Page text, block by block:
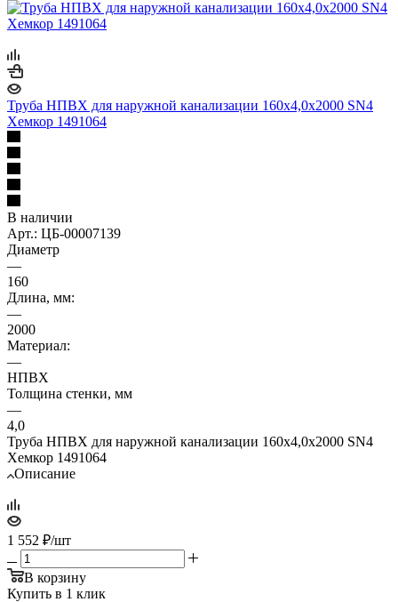
Труба НПВХ для наружной канализации 160x4,0x2000 SN4
Хемкор 1491064
В наличии
Арт.: ЦБ-00007139
Диаметр
—
160
Длина, мм:
—
2000
Материал:
—
НПВХ
Толщина стенки, мм
—
4,0
Труба НПВХ для наружной канализации 160x4,0x2000 SN4
Хемкор 1491064
Описание
1 552 ₽/шт
В корзину
Купить в 1 клик